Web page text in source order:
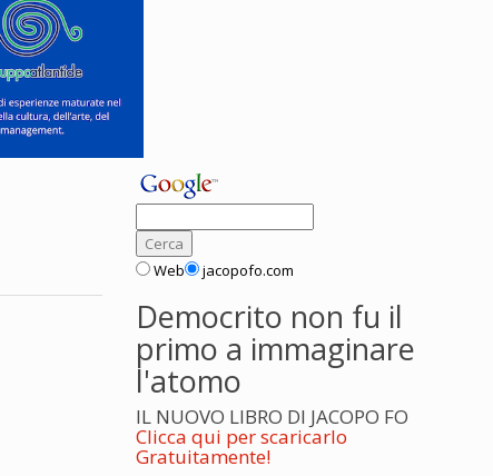
Web jacopofo.com
Democrito non fu il
primo a immaginare
l'atomo
IL NUOVO LIBRO DI JACOPO FO
Clicca qui per scaricarlo
Gratuitamente!